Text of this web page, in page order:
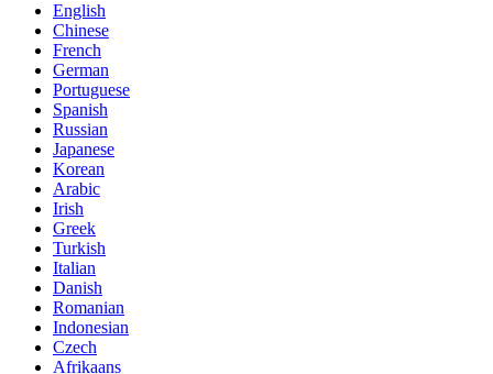
English
Chinese
French
German
Portuguese
Spanish
Russian
Japanese
Korean
Arabic
Irish
Greek
Turkish
Italian
Danish
Romanian
Indonesian
Czech
Afrikaans